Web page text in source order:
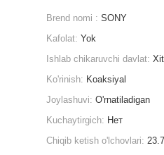
Brend nomi :SONY
Kafolat:Yok
Ishlab chikaruvchi davlat:
Ko'rinish: Koaksiyal
Joylashuvi:O'rnatiladigan
Kuchaytirgich: Нет
Chiqib ketish o'lchovlari: